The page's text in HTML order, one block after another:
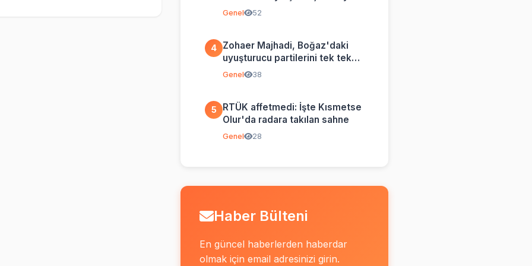
özür diliyorum
Genel 52
4
Zohaer Majhadi, Boğaz'daki
uyuşturucu partilerini tek tek
ifşa etti
Genel 38
5
RTÜK affetmedi: İşte Kısmetse
Olur'da radara takılan sahne
Genel 28
Haber Bülteni
En güncel haberlerden haberdar
olmak için email adresinizi girin.